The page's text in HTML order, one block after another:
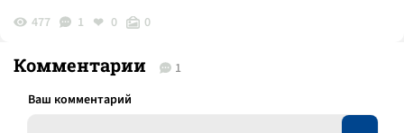
477 1 0 0
Комментарии 1